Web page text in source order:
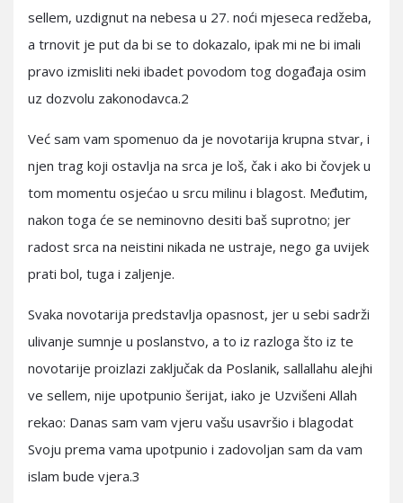
sellem, uzdignut na nebesa u 27. noći mjeseca redžeba,
a trnovit je put da bi se to dokazalo, ipak mi ne bi imali
pravo izmisliti neki ibadet povodom tog događaja osim
uz dozvolu zakonodavca.2
Već sam vam spomenuo da je novotarija krupna stvar, i
njen trag koji ostavlja na srca je loš, čak i ako bi čovjek u
tom momentu osjećao u srcu milinu i blagost. Međutim,
nakon toga će se neminovno desiti baš suprotno; jer
radost srca na neistini nikada ne ustraje, nego ga uvijek
prati bol, tuga i zaljenje.
Svaka novotarija predstavlja opasnost, jer u sebi sadrži
ulivanje sumnje u poslanstvo, a to iz razloga što iz te
novotarije proizlazi zaključak da Poslanik, sallallahu alejhi
ve sellem, nije upotpunio šerijat, iako je Uzvišeni Allah
rekao: Danas sam vam vjeru vašu usavršio i blagodat
Svoju prema vama upotpunio i zadovoljan sam da vam
islam bude vjera.3